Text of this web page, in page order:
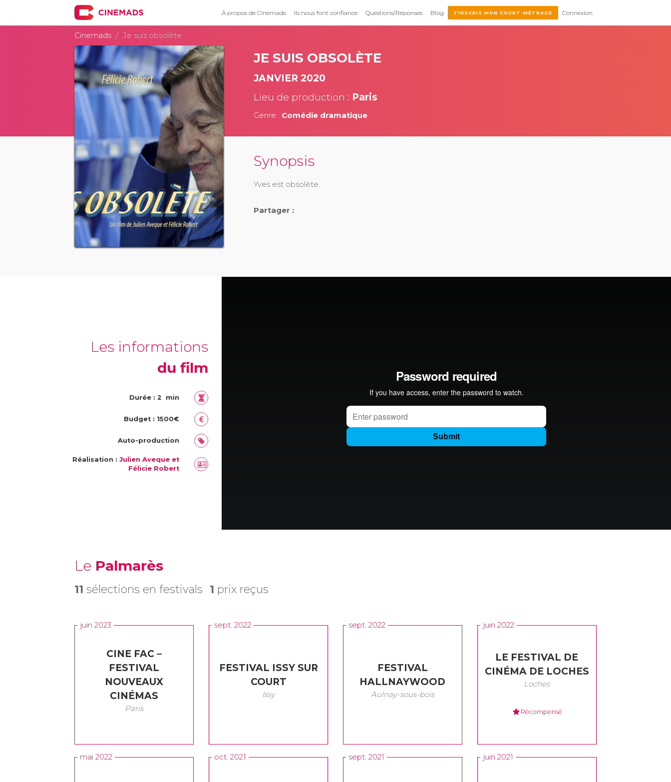
À propos de Cinemads Ils nous font confiance Questions/Réponses Blog J’INSCRIS MON COURT-MÉTRAGE Connexion
Cinemads Je suis obsolète
JE SUIS OBSOLÈTE
JANVIER 2020
Lieu de production : Paris
Genre : Comédie dramatique
Synopsis
Yves est obsolète.
Partager :
Les informations
du film
Durée : 2 min
Budget : 1500€
Auto-production
Réalisation :Julien Aveque et
Félicie Robert
Le Palmarès
11 sélections en festivals 1 prix reçus
juin 2023
CINE FAC –
FESTIVAL
NOUVEAUX
CINÉMAS
Paris
sept. 2022
FESTIVAL ISSY SUR
COURT
Issy
sept. 2022
FESTIVAL
HALLNAYWOOD
Aulnay-sous-bois
juin 2022
LE FESTIVAL DE
CINÉMA DE LOCHES
Loches
Récompensé
mai 2022 oct. 2021 sept. 2021 juin 2021